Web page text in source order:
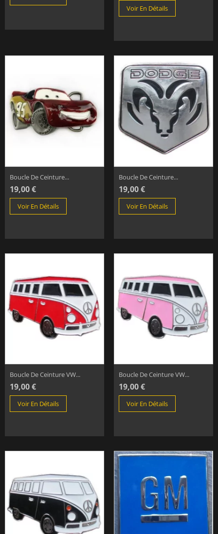
Voir En Détails
Boucle De Ceinture...
19,00 €
Voir En Détails
Boucle De Ceinture...
19,00 €
Voir En Détails
Boucle De Ceinture VW...
19,00 €
Voir En Détails
Boucle De Ceinture VW...
19,00 €
Voir En Détails